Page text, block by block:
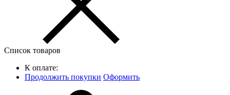
Список товаров
К оплате:
Продолжить покупки Оформить